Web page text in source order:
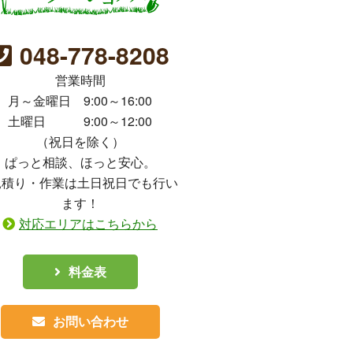
048-778-8208
営業時間
月～金曜日 9:00～16:00
土曜日 9:00～12:00
（祝日を除く）
ぱっと相談、ほっと安心。
り・作業は土日祝日でも行い
ます！
対応エリアはこちらから
料金表
お問い合わせ